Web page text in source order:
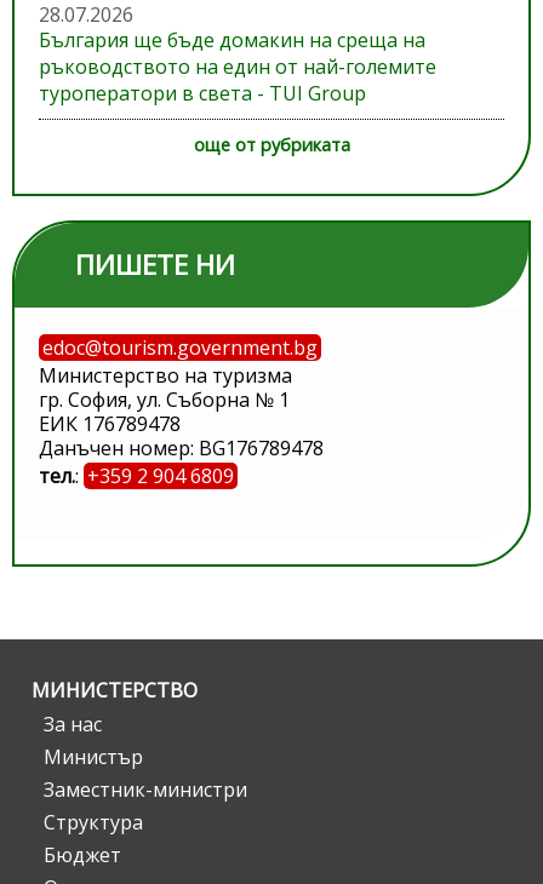
28.07.2026
България ще бъде домакин на среща на
ръководството на един от най-големите
туроператори в света - TUI Group
още от рубриката
ПИШЕТЕ НИ
edoc@tourism.government.bg
Министерство на туризма
гр. София, ул. Съборна № 1
ЕИК 176789478
Данъчен номер: BG176789478
тел.: +359 2 904 6809
МИНИСТЕРСТВО
За нас
Министър
Заместник-министри
Структура
Бюджет